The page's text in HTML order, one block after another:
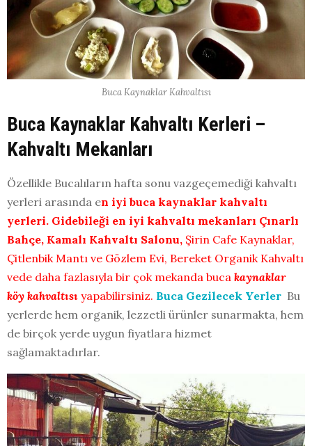
Buca Kaynaklar Kahvaltısı
Buca Kaynaklar Kahvaltı Kerleri –
Kahvaltı Mekanları
Özellikle Bucalıların hafta sonu vazgeçemediği kahvaltı
yerleri arasında en iyi buca kaynaklar kahvaltı
yerleri. Gidebileği en iyi kahvaltı mekanları Çınarlı
Bahçe, Kamalı Kahvaltı Salonu, Şirin Cafe Kaynaklar,
Çitlenbik Mantı ve Gözlem Evi, Bereket Organik Kahvaltı
vede daha fazlasıyla bir çok mekanda buca kaynaklar
köy kahvaltısı yapabilirsiniz. Buca Gezilecek Yerler Bu
yerlerde hem organik, lezzetli ürünler sunarmakta, hem
de birçok yerde uygun fiyatlara hizmet
sağlamaktadırlar.